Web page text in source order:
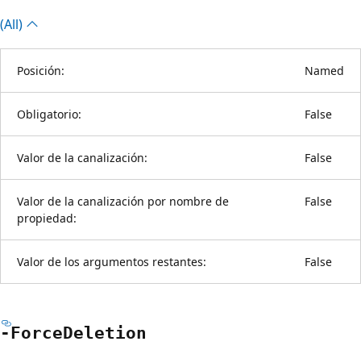
(All)
Posición: Named
Obligatorio: False
Valor de la canalización: False
Valor de la canalización por nombre de
propiedad:
False
Valor de los argumentos restantes: False
-ForceDeletion